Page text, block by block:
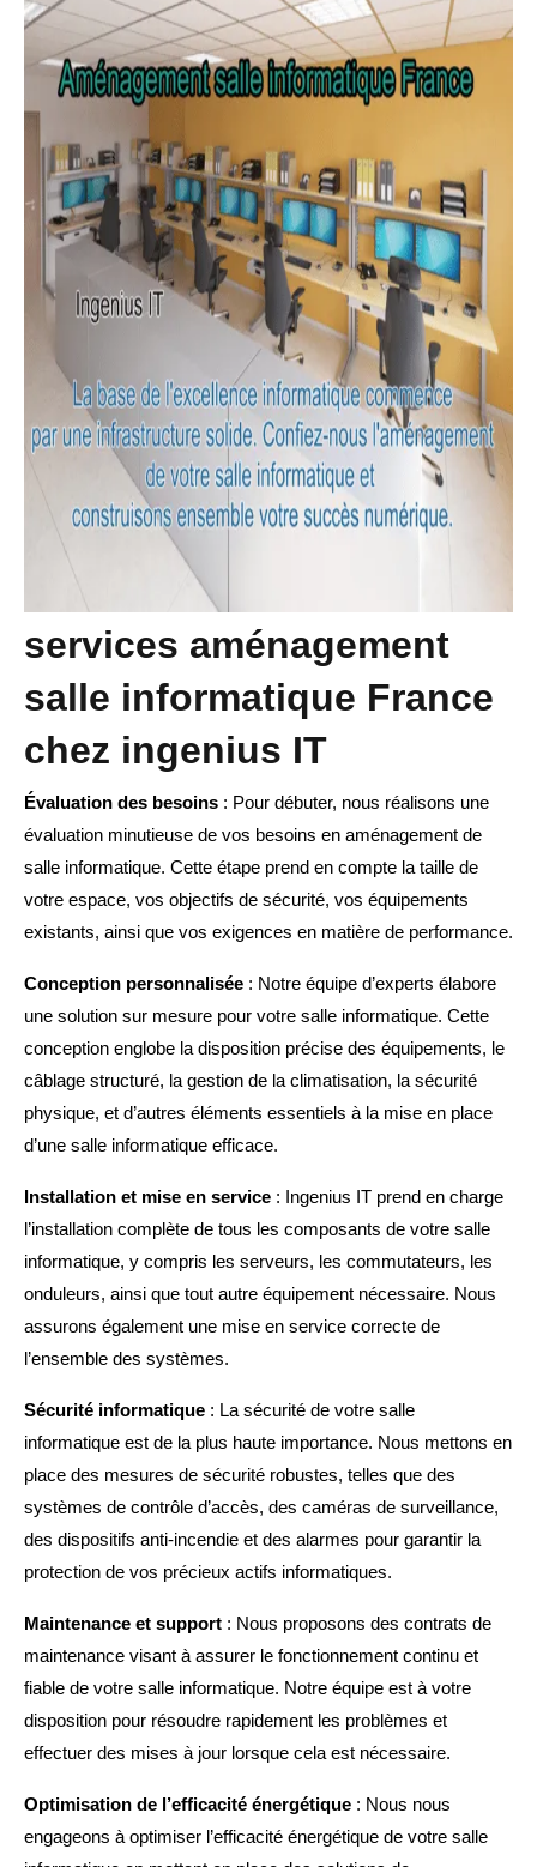
services aménagement
salle informatique France
chez ingenius IT
Évaluation des besoins : Pour débuter, nous réalisons une
évaluation minutieuse de vos besoins en aménagement de
salle informatique. Cette étape prend en compte la taille de
votre espace, vos objectifs de sécurité, vos équipements
existants, ainsi que vos exigences en matière de performance.
Conception personnalisée : Notre équipe d’experts élabore
une solution sur mesure pour votre salle informatique. Cette
conception englobe la disposition précise des équipements, le
câblage structuré, la gestion de la climatisation, la sécurité
physique, et d’autres éléments essentiels à la mise en place
d’une salle informatique efficace.
Installation et mise en service : Ingenius IT prend en charge
l’installation complète de tous les composants de votre salle
informatique, y compris les serveurs, les commutateurs, les
onduleurs, ainsi que tout autre équipement nécessaire. Nous
assurons également une mise en service correcte de
l’ensemble des systèmes.
Sécurité informatique : La sécurité de votre salle
informatique est de la plus haute importance. Nous mettons en
place des mesures de sécurité robustes, telles que des
systèmes de contrôle d’accès, des caméras de surveillance,
des dispositifs anti-incendie et des alarmes pour garantir la
protection de vos précieux actifs informatiques.
Maintenance et support : Nous proposons des contrats de
maintenance visant à assurer le fonctionnement continu et
fiable de votre salle informatique. Notre équipe est à votre
disposition pour résoudre rapidement les problèmes et
effectuer des mises à jour lorsque cela est nécessaire.
Optimisation de l’efficacité énergétique : Nous nous
engageons à optimiser l’efficacité énergétique de votre salle